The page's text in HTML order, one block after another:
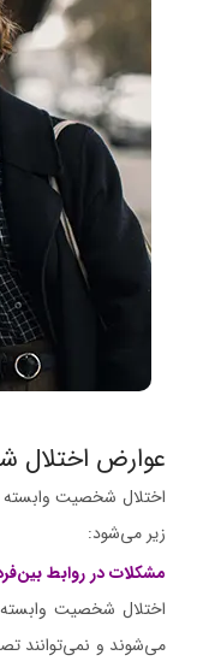
عوارض
اختلال شخصیت وابسته
زیر می‌شود:
مشکلات در روابط
اختلال شخصیت وابسته
می‌شوند و نمی‌توانند